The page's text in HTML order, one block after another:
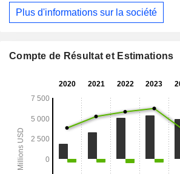
économe en carburant, des
l’étiquetage automatique des bagages
» comprennent notamment le Wi-Fi à
accès rapide aux contrôles de
hôtels, des voitures, des forfaits
Plus d'informations sur la société
Compte de Résultat et Estimations